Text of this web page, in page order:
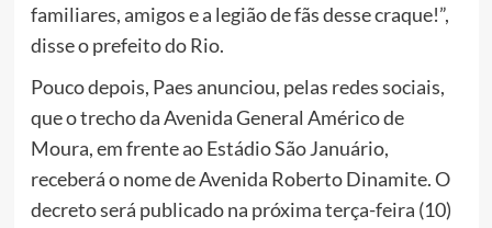
familiares, amigos e a legião de fãs desse craque!”,
disse o prefeito do Rio.
Pouco depois, Paes anunciou, pelas redes sociais,
que o trecho da Avenida General Américo de
Moura, em frente ao Estádio São Januário,
receberá o nome de Avenida Roberto Dinamite. O
decreto será publicado na próxima terça-feira (10)